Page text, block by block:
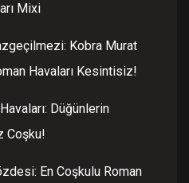
Mixi
Kobra Murat
Havaları Kesintisiz!
Düğünlerin
Coşku!
En Coşkulu Roman